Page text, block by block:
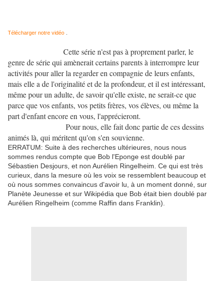
Télécharger notre vidéo
Cette série n'est pas à proprement parler, le
genre de série qui amènerait certains parents à interrompre leur
activités pour aller la regarder en compagnie de leurs enfants,
mais elle a de l'originalité et de la profondeur, et il est intéressant,
même pour un adulte, de savoir qu'elle existe, ne serait-ce que
parce que vos enfants, vos petits frères, vos élèves, ou même la
part d'enfant encore en vous, l'apprécieront.
Pour nous, elle fait donc partie de ces dessins
animés là, qui méritent qu'on s'en souvienne.
ERRATUM: Suite à des recherches ultérieures, nous nous
sommes rendus compte que Bob l'Eponge est doublé par
Sébastien Desjours, et non Aurélien Ringelheim. Ce qui est très
curieux, dans la mesure où les voix se ressemblent beaucoup et
où nous sommes convaincus d'avoir lu, à un moment donné, sur
Planète Jeunesse et sur Wikipédia que Bob était bien doublé par
Aurélien Ringelheim (comme Raffin dans Franklin).